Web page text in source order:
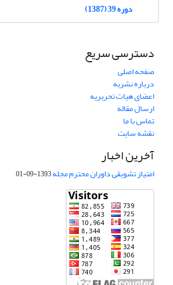
دوره 39 (1387)
دسترسی سریع
صفحه اصلی
درباره نشریه
اعضای هیات تحریریه
ارسال مقاله
تماس با ما
نقشه سایت
آخرین اخبار
امتیاز تشویقی داوران محترم مجله1393-09-01